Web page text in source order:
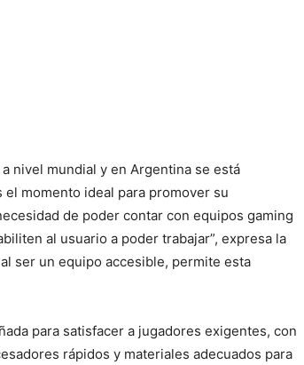
nivel mundial y en Argentina se está
momento ideal para promover su
de poder contar con equipos gaming
al usuario a poder trabajar”, expresa la
ser un equipo accesible, permite esta
para satisfacer a jugadores exigentes, con
rápidos y materiales adecuados para